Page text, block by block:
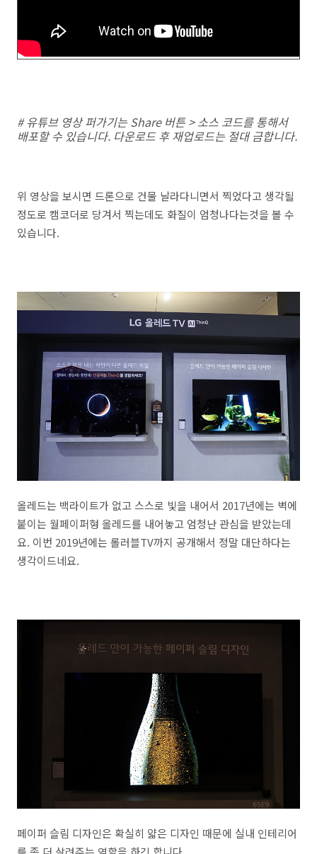
# 유튜브 영상 퍼가기는 Share 버튼 > 소스 코드를 통해서
배포할 수 있습니다. 다운로드 후 재업로드는 절대 금합니다.
위 영상을 보시면 드론으로 건물 날라다니면서 찍었다고 생각될
정도로 캠코더로 당겨서 찍는데도 화질이 엄청나다는것을 볼 수
있습니다.
올레드는 백라이트가 없고 스스로 빛을 내어서 2017년에는 벽에
붙이는 월페이퍼형 올레드를 내어놓고 엄청난 관심을 받았는데
요. 이번 2019년에는 롤러블TV까지 공개해서 정말 대단하다는
생각이드네요.
페이퍼 슬림 디자인은 확실히 얇은 디자인 때문에 실내 인테리어